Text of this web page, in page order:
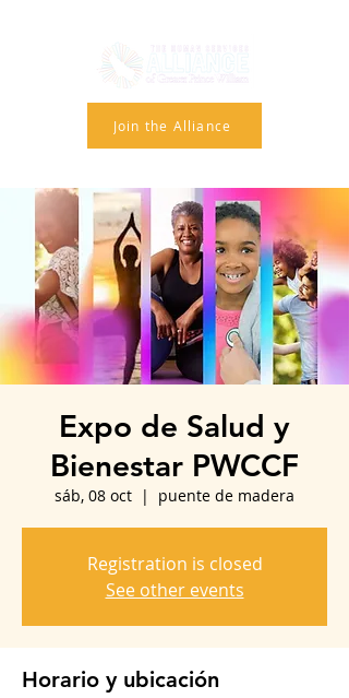
Join the Alliance
Expo de Salud y
Bienestar PWCCF
sáb, 08 oct
  |
puente de madera
Registration is closed
See other events
Horario y ubicación